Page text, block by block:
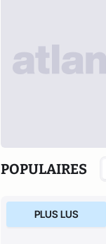
POPULAIRES
PLUS LUS